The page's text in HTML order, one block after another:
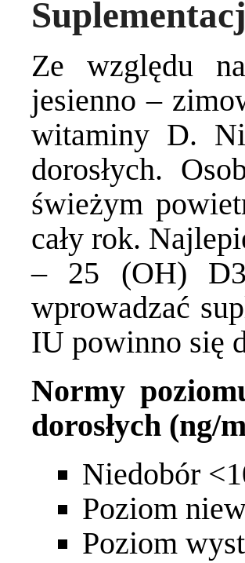
Ze względu
jesienno –
witaminy D.
dorosłych.
świeżym
cały rok.
– 25 (OH)
wprowadzać
IU powinno się
Normy
dorosłych (ng/
Niedobór
Poziom
Poziom